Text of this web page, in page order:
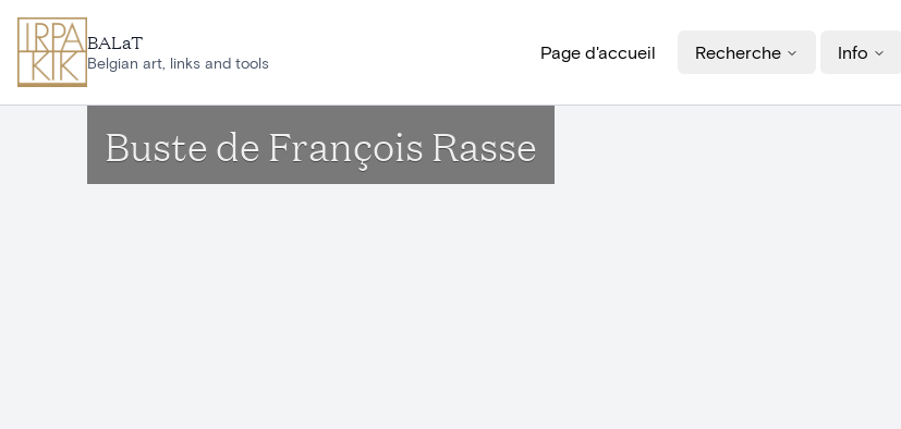
BALaT
Belgian art, links and tools
Page d'accueil Recherche Info
Buste de François Rasse